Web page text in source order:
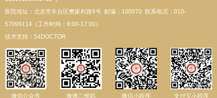
医院地址：北京市丰台区樊家村路9号 邮编：100070 联系电话：010-
57099114（工作时间：8:00-17:00）
技术支持： 54DOCTOR
微信公众号 微博二维码 微信小程序 支付宝小程序